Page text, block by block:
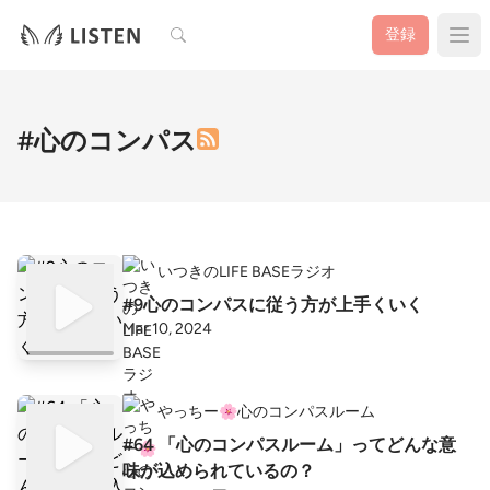
検索 登録
#心のコンパス
いつきのLIFE BASEラジオ
#9心のコンパスに従う方が上手くいく
Mar 10, 2024
やっちー🌸心のコンパスルーム
#64 「心のコンパスルーム」ってどんな意
味が込められているの？